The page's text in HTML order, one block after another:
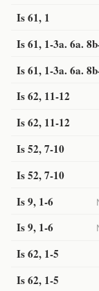
Is 61, 1
Is 61, 1-3a. 6a.
Is 61, 1-3a. 6a.
Is 62, 11-12
Is 62, 11-12
Is 52, 7-10
Is 52, 7-10
Is 9, 1-6
Is 9, 1-6
Is 62, 1-5
Is 62, 1-5